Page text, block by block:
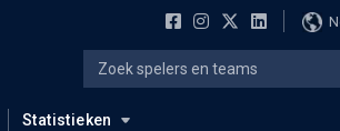
Statistieken